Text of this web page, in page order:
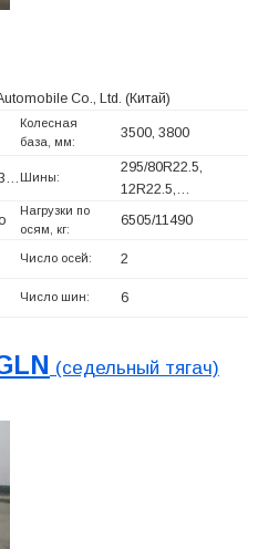
Co., Ltd. (Китай)
Колесная
база, мм:
3500, 3800
Шины:
295/80R22.5,
12R22.5,…
Нагрузки по
осям, кг:
6505/11490
Число осей: 2
Число шин: 6
(седельный тягач)